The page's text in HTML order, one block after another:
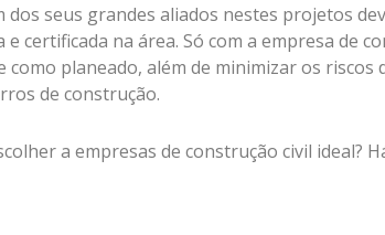
dos seus grandes aliados nestes projetos
e certificada na área. Só com a empresa de
como planeado, além de minimizar os
de construção.
a empresas de construção civil ideal?